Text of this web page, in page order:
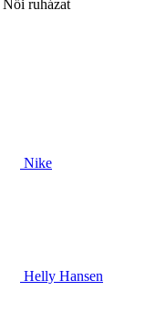
Női ruházat
Nike
Helly Hansen